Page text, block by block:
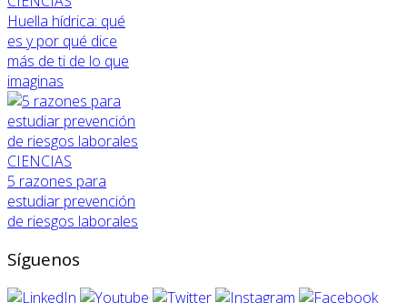
Huella hídrica: qué
es y por qué dice
más de ti de lo que
imaginas
CIENCIAS
5 razones para
estudiar prevención
de riesgos laborales
Síguenos